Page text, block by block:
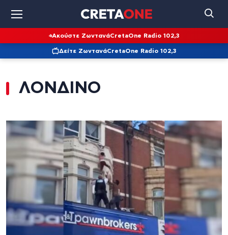
Ακούστε ΖωντανάCretaOne Radio 102,3
Δείτε ΖωντανάCretaOne Radio 102,3
ΛΟΝΔΙΝΟ